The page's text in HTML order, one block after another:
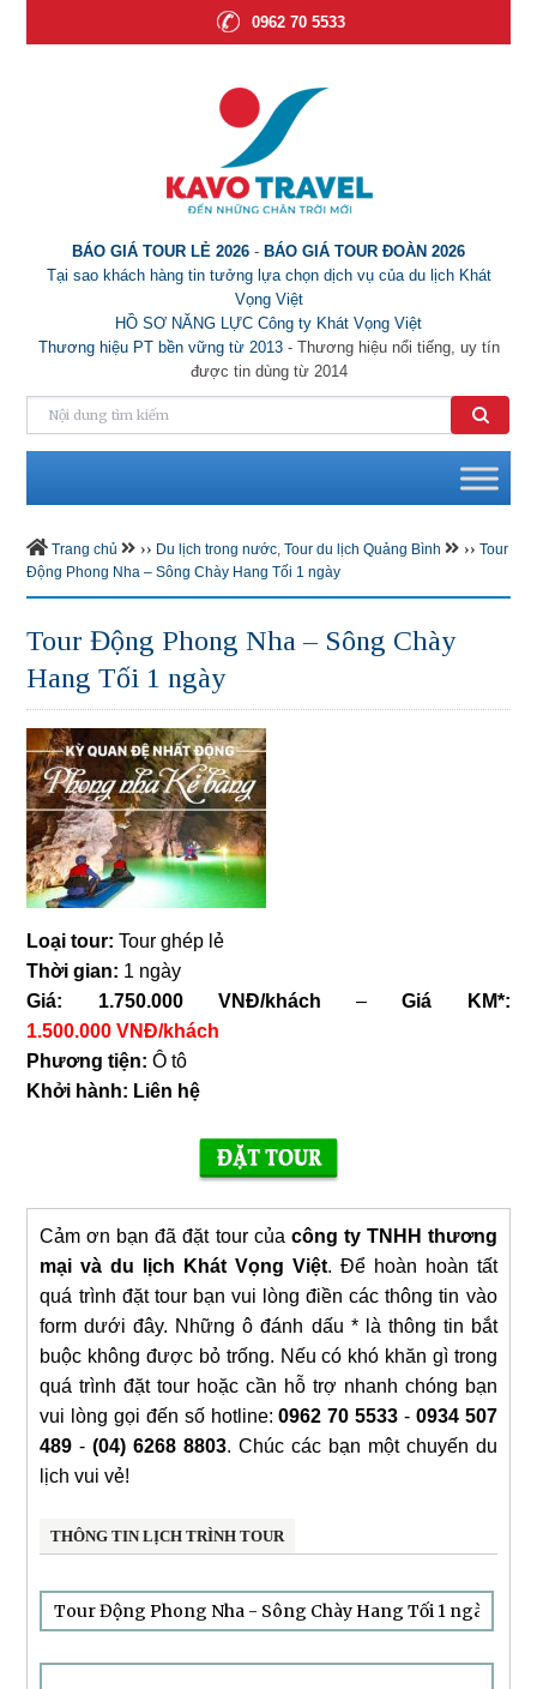
0962 70 5533
BÁO GIÁ TOUR LẺ 2026 - BÁO GIÁ TOUR ĐOÀN 2026
Tại sao khách hàng tin tưởng lựa chọn dịch vụ của du lịch Khát
Vọng Việt
HỒ SƠ NĂNG LỰC Công ty Khát Vọng Việt
Thương hiệu PT bền vững từ 2013- Thương hiệu nổi tiếng, uy tín
được tin dùng từ 2014
Trang chủ ›› Du lịch trong nước,Tour du lịch Quảng Bình ›› Tour
Động Phong Nha – Sông Chày Hang Tối 1 ngày
Tour Động Phong Nha – Sông Chày
Hang Tối 1 ngày
Loại tour: Tour ghép lẻ
Thời gian: 1 ngày
Giá: 1.750.000 VNĐ/khách –Giá KM*:
1.500.000 VNĐ/khách
Phương tiện: Ô tô
Khởi hành: Liên hệ
Cảm ơn bạn đã đặt tour của công ty TNHH thương
mại và du lịch Khát Vọng Việt. Để hoàn hoàn tất
quá trình đặt tour bạn vui lòng điền các thông tin vào
form dưới đây. Những ô đánh dấu * là thông tin bắt
buộc không được bỏ trống. Nếu có khó khăn gì trong
quá trình đặt tour hoặc cần hỗ trợ nhanh chóng bạn
vui lòng gọi đến số hotline:0962 70 5533 - 0934 507
489 -(04) 6268 8803. Chúc các bạn một chuyến du
lịch vui vẻ!
THÔNG TIN LỊCH TRÌNH TOUR